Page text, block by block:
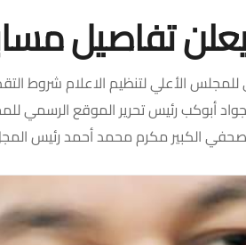
تفاصيل
الأعلي لتنظيم الاعلام شروط
أبوكب رئيس تحرير الموقع الرسمي
الصحفي الكبير مكرم محمد أحمد رئيس